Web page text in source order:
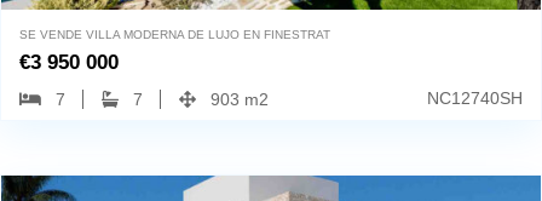
SE VENDE VILLA MODERNA DE LUJO EN FINESTRAT
€3 950 000
7 7 903 m2 NC12740SH